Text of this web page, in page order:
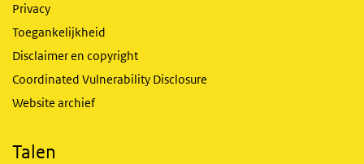
Privacy
Toegankelijkheid
Disclaimer en copyright
Coordinated Vulnerability Disclosure
Website archief
Talen